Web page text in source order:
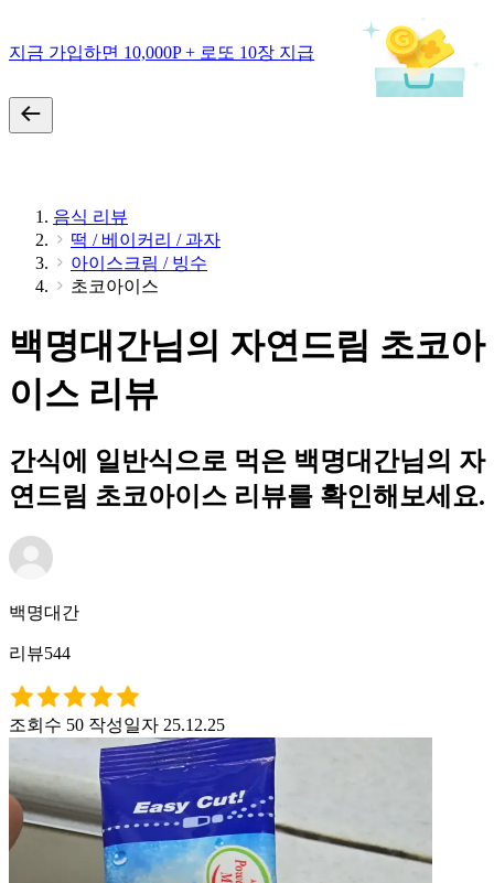
지금 가입하면 10,000P + 로또 10장 지급
음식 리뷰
떡 / 베이커리 / 과자
아이스크림 / 빙수
초코아이스
백명대간님의 자연드림 초코아
이스 리뷰
간식에 일반식으로 먹은 백명대간님의 자
연드림 초코아이스 리뷰를 확인해보세요.
백명대간
리뷰544
조회수 50 작성일자 25.12.25